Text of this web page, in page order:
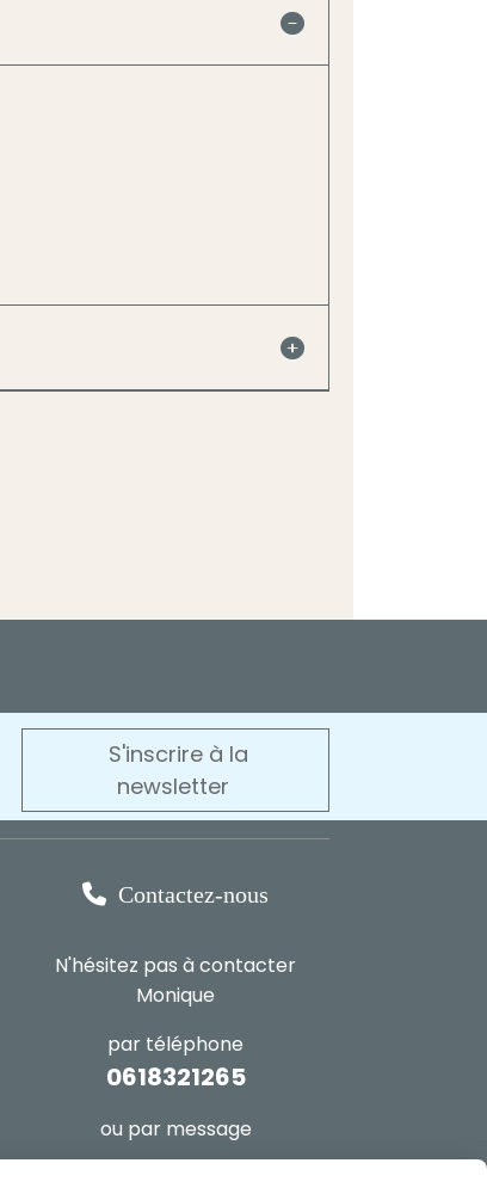
S'inscrire à la
newsletter
 Contactez-nous
N'hésitez pas à contacter
Monique
par téléphone
0618321265
ou par message